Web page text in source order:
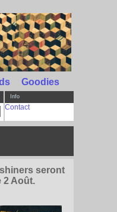
Goodies
Info
Contact
seront
2 Août.